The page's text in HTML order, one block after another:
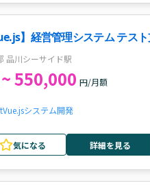
】経営管理システム テス
品川シーサイド駅
550,000 円/月額
Vue.jsシステム開発
気になる 詳細を見る